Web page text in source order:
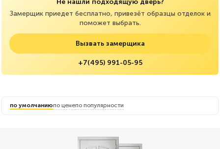
Не нашли подходящую дверь?
Замерщик приедет бесплатно, привезёт образцы отделок и
поможет выбрать.
Вызвать замерщика
+7(495) 991-05-95
по умолчаниюпо ценепо популярности